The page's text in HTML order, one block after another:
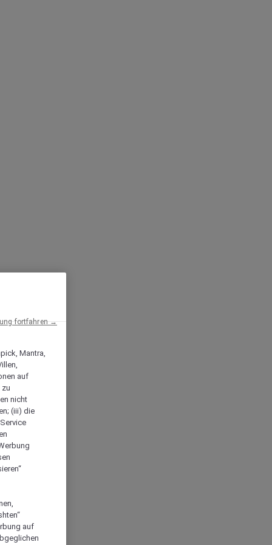
Mantra,
auf
zu
nicht
(iii) die
auf
fortfahren →